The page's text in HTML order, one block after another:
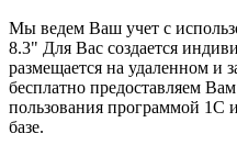
Мы ведем Ваш учет с
8.3" Для Вас создается
размещается на удаленном
бесплатно предоставляем
пользования программой 1С
базе.